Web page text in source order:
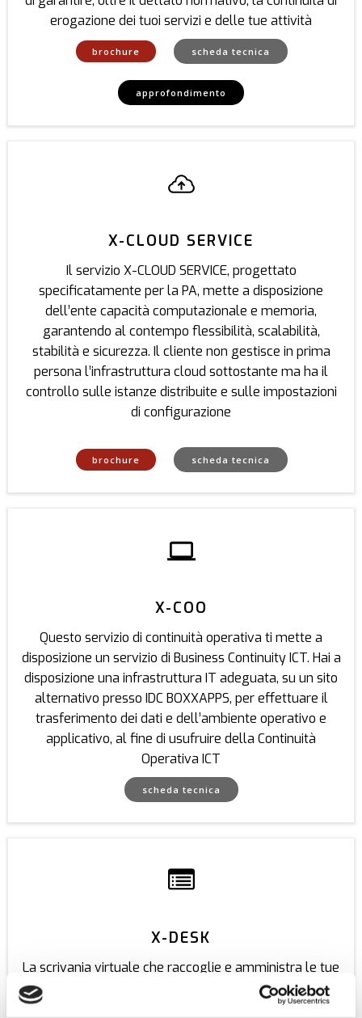
erogazione dei tuoi servizi e delle tue attività
brochure scheda tecnica
approfondimento
X-CLOUD SERVICE
Il servizio X-CLOUD SERVICE, progettato
specificatamente per la PA, mette a disposizione
dell’ente capacità computazionale e memoria,
garantendo al contempo flessibilità, scalabilità,
stabilità e sicurezza. Il cliente non gestisce in prima
persona l’infrastruttura cloud sottostante ma ha il
controllo sulle istanze distribuite e sulle impostazioni
di configurazione
brochure scheda tecnica
X-COO
Questo servizio di continuità operativa ti mette a
disposizione un servizio di Business Continuity ICT. Hai a
disposizione una infrastruttura IT adeguata, su un sito
alternativo presso IDC BOXXAPPS, per effettuare il
trasferimento dei dati e dell’ambiente operativo e
applicativo, al fine di usufruire della Continuità
Operativa ICT
scheda tecnica
X-DESK
La scrivania virtuale che raccoglie e amministra le tue
attività quotidiane e regola il rapporto con le società